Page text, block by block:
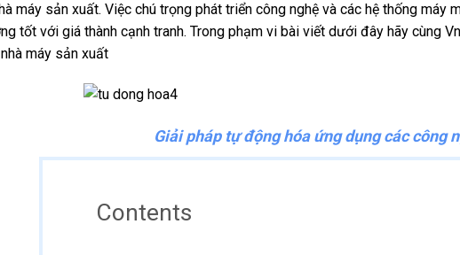
máy sản xuất. Việc chú trọng phát triển công nghệ và các hệ thống
tốt với giá thành cạnh tranh. Trong phạm vi bài viết dưới đây hãy cùng
máy sản xuất
Giải pháp tự động hóa ứng dụng các công
Contents